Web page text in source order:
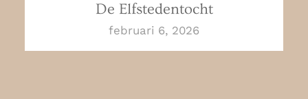
De Elfstedentocht
februari 6, 2026